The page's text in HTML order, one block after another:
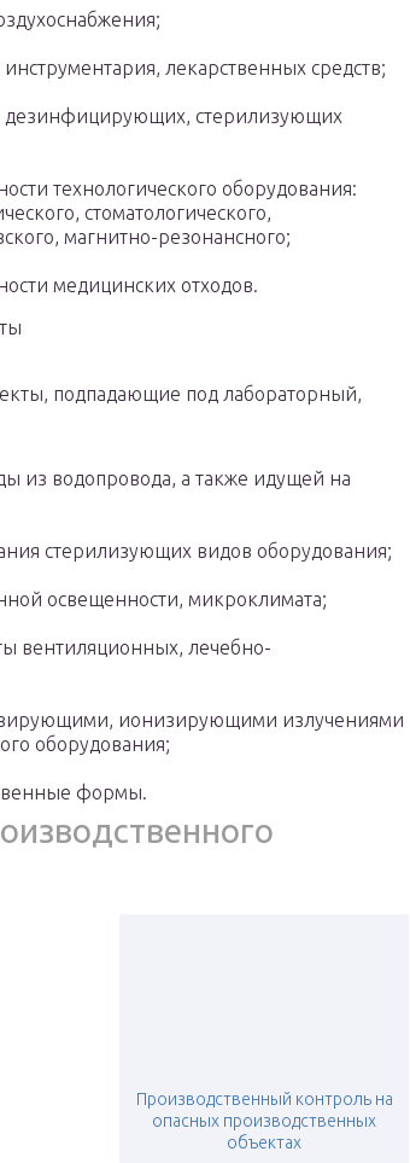
инструментария, лекарственных средств;
дезинфицирующих, стерилизующих
технологического оборудования:
стоматологического,
магнитно-резонансного;
медицинских отходов.
подпадающие под лабораторный,
из водопровода, а также идущей на
стерилизующих видов оборудования;
освещенности, микроклимата;
вентиляционных, лечебно-
ионизирующими излучениями
оборудования;
формы.
Производственный контроль на
опасных производственных
объектах